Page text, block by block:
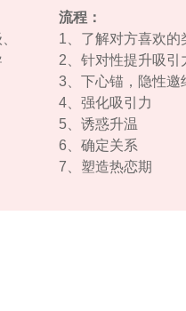
流程：
1、了解对方喜欢的
2、针对性提升吸引
3、下心锚，隐性邀
4、强化吸引力
5、诱惑升温
6、确定关系
7、塑造热恋期